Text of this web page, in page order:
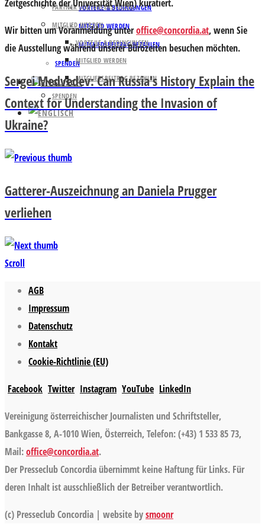
VORTEILE & BEDINGUNGEN
MITGLIED WERDEN
MITGLIEDSBEITRAG BEZAHLEN
SPENDEN
PARTNER UND UNTERSTÜTZER
MITGLIED WERDEN
VORTEILE & BEDINGUNGEN
MITGLIED WERDEN
MITGLIEDSBEITRAG BEZAHLEN
SPENDEN
Zeitgeschichte der Universität Wien) kuratiert.
Wir bitten um Voranmeldung unteroffice@concordia.at, wenn Sie
die Ausstellung während unserer Bürozeiten besuchen möchten.
Sergei Medvedev: Can Russia's History Explain the
Context for Understanding the Invasion of
Ukraine?
Gatterer-Auszeichnung an Daniela Prugger
verliehen
Scroll
AGB
Impressum
Datenschutz
Kontakt
Cookie-Richtlinie (EU)
Facebook Twitter Instagram YouTube LinkedIn
Vereinigung österreichischer Journalisten und Schriftsteller,
Bankgasse 8, A-1010 Wien, Österreich, Telefon: (+43) 1 533 85 73,
Mail:office@concordia.at.
Der Presseclub Concordia übernimmt keine Haftung für Links. Für
deren Inhalt ist ausschließlich der Betreiber verantwortlich.
(c) Presseclub Concordia | website bysmoonr